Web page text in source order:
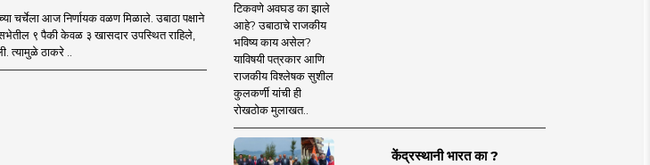
आज निर्णायक वळण मिळाले. उबाठा पक्षाने
९ पैकी केवळ ३ खासदार उपस्थित राहिले,
त्यामुळे ठाकरे ..
टिकवणे अवघड का झाले
आहे? उबाठाचे राजकीय
भविष्य काय असेल?
याविषयी पत्रकार आणि
राजकीय विश्लेषक सुशील
कुलकर्णी यांची ही
रोखठोक मुलाखत..
केंद्रस्थानी भारत का ?